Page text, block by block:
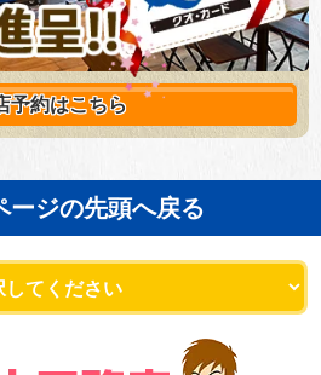
予約はこちら
ージの先頭へ戻る